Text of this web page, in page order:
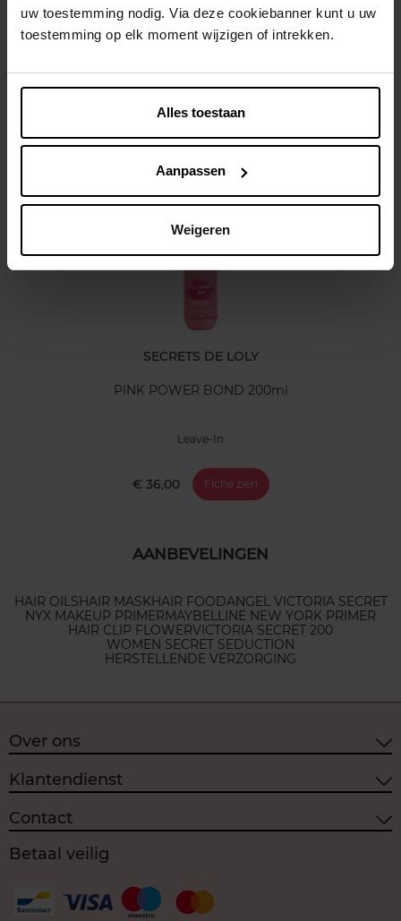
uw toestemming nodig. Via deze cookiebanner kunt u uw
toestemming op elk moment wijzigen of intrekken.
Alles toestaan
Aanpassen
Weigeren
Gebruiksadvies
SECRETS DE LOLY
PINK POWER BOND 200ml
Leave-In
€ 36,00 Fiche zien
AANBEVELINGEN
HAIR OILSHAIR MASKHAIR FOODANGEL VICTORIA SECRET
NYX MAKEUP PRIMERMAYBELLINE NEW YORK PRIMER
HAIR CLIP FLOWERVICTORIA SECRET 200
WOMEN SECRET SEDUCTION
HERSTELLENDE VERZORGING
Over ons
Klantendienst
Contact
Betaal veilig